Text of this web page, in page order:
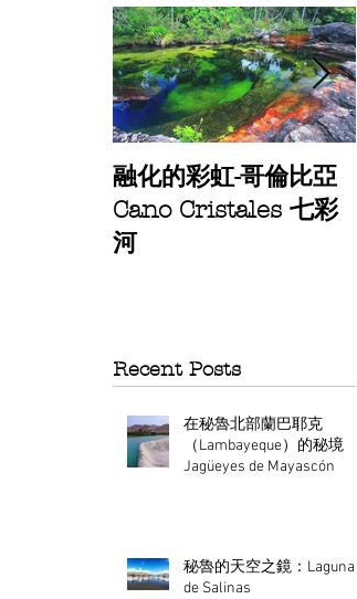
融化的彩虹-哥倫比亞
Cano Cristales 七彩
河
Recent Posts
在秘魯北部蘭巴耶克
（Lambayeque）的秘境
Jagüeyes de Mayascón
秘魯的天空之鏡：Laguna
de Salinas